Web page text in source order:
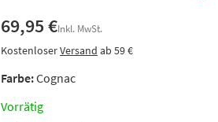
69,95 €Inkl. MwSt.
KostenloserVersand ab 59 €
Farbe:Cognac
Vorrätig